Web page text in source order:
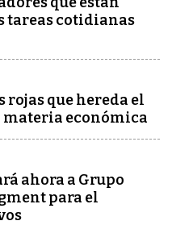
tareas cotidianas
rojas que hereda el
materia económica
ahora a Grupo
para el